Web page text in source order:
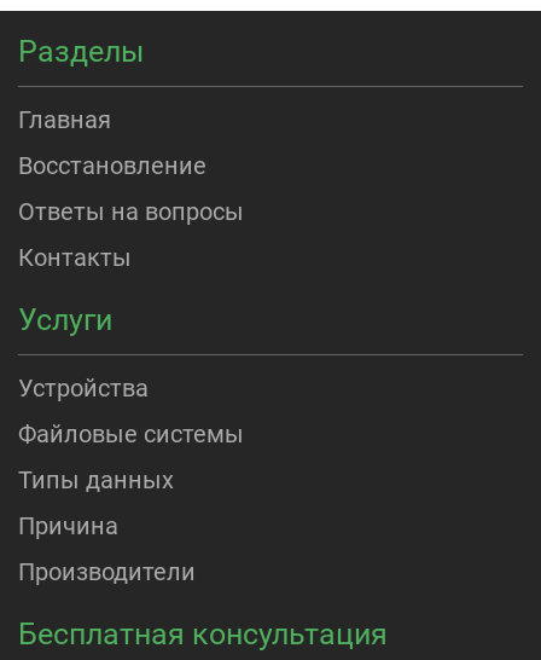
Разделы
Главная
Восстановление
Ответы на вопросы
Контакты
Услуги
Устройства
Файловые системы
Типы данных
Причина
Производители
Бесплатная консультация